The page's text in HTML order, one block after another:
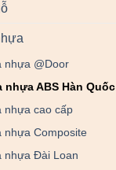
nhựa @Door
nhựa ABS Hàn Quốc
nhựa cao cấp
nhựa Composite
nhựa Đài Loan